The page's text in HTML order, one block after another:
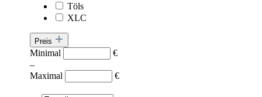
Töls
XLC
Preis
Minimal
€
–
Maximal
€